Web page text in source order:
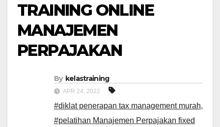
TRAINING ONLINE
MANAJEMEN
PERPAJAKAN
By kelastraining
APR 24, 2022
#diklat penerapan tax management murah,
#pelatihan Manajemen Perpajakan fixed